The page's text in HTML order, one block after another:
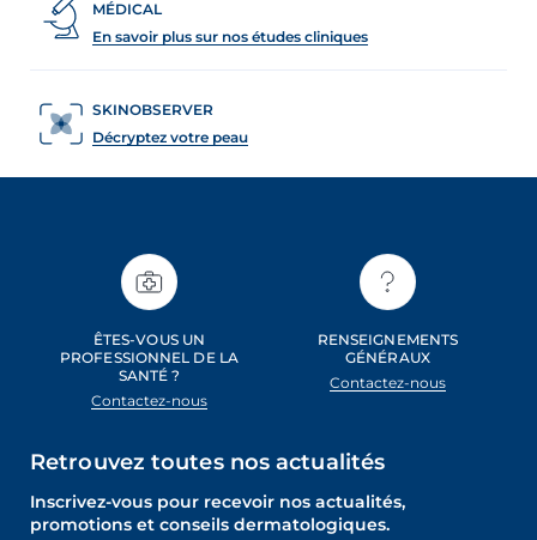
MÉDICAL
En savoir plus sur nos études cliniques
SKINOBSERVER
Décryptez votre peau
ÊTES-VOUS UN
PROFESSIONNEL DE LA
SANTÉ ?
Contactez-nous
RENSEIGNEMENTS
GÉNÉRAUX
Contactez-nous
Retrouvez toutes nos actualités
Inscrivez-vous pour recevoir nos actualités,
promotions et conseils dermatologiques.